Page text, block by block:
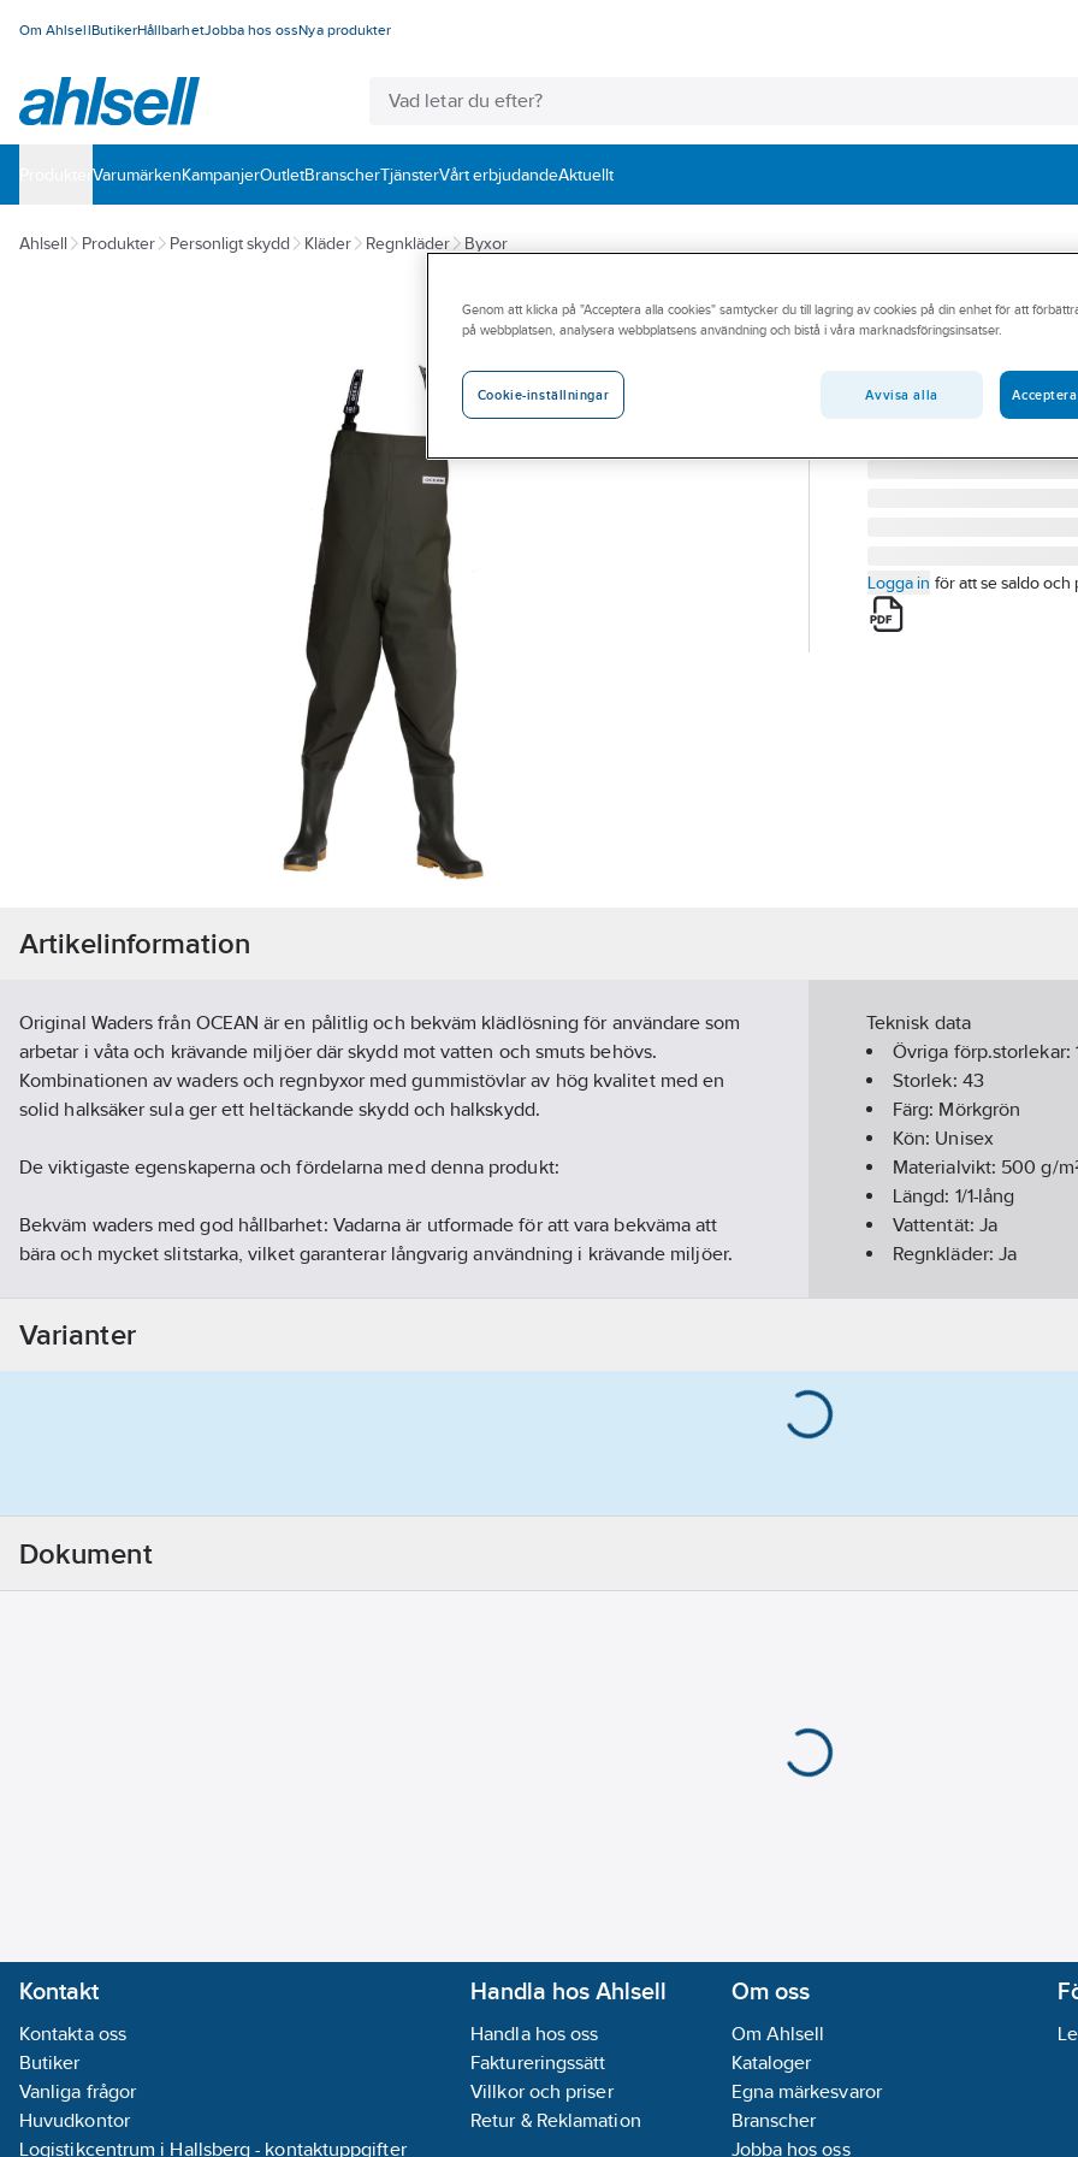
Om AhlsellButikerHållbarhetJobba hos ossNya produkter
VarumärkenKampanjerOutletBranscherTjänsterVårt erbjudandeAktuellt
Ahlsell Produkter Personligt skydd Kläder Regnkläder Byxor
ABEKO
Vadarbyxa m
VADARBYXA M
Artikelnummer:
557382
Logga in för att se saldo och
Artikelinformation
Original Waders från OCEAN är en pålitlig och bekväm klädlösning för användare som
arbetar i våta och krävande miljöer där skydd mot vatten och smuts behövs.
Kombinationen av waders och regnbyxor med gummistövlar av hög kvalitet med en
solid halksäker sula ger ett heltäckande skydd och halkskydd.
De viktigaste egenskaperna och fördelarna med denna produkt:
Bekväm waders med god hållbarhet: Vadarna är utformade för att vara bekväma att
bära och mycket slitstarka, vilket garanterar långvarig användning i krävande miljöer.
halkfri sula ger användaren skydd mot vatten och smuts samt halkskydd i våta
områden.
Invändig ficka: Innerfickorna erbjuder praktisk förvaring av verktyg eller personliga
föremål.
Teknisk data
Övriga förp.storlekar:
Storlek: 43
Färg: Mörkgrön
Kön: Unisex
Materialvikt: 500 g/
Längd: 1/1-lång
Vattentät: Ja
Regnkläder: Ja
Varianter
Dokument
Kontakt
Kontakta oss
Butiker
Vanliga frågor
Huvudkontor
Logistikcentrum i Hallsberg - kontaktuppgifter
Handla hos Ahlsell
Handla hos oss
Faktureringssätt
Villkor och priser
Retur & Reklamation
Om oss
Om Ahlsell
Kataloger
Egna märkesvaror
Branscher
Jobba hos oss
Genom att klicka på "Acceptera alla cookies" samtycker du till lagring av cookies på din enhet för att
på webbplatsen, analysera webbplatsens användning och bistå i våra marknadsföringsinsatser.
Cookie-inställningar Avvisa alla